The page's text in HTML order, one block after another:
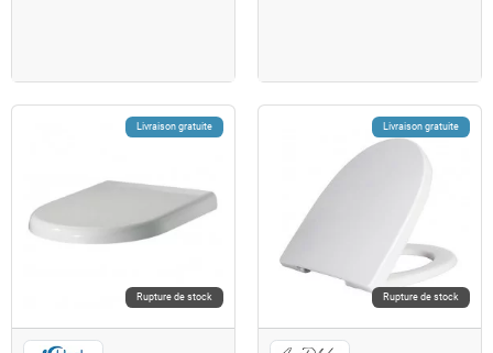
Livraison gratuite
Rupture de stock
Livraison gratuite
Rupture de stock